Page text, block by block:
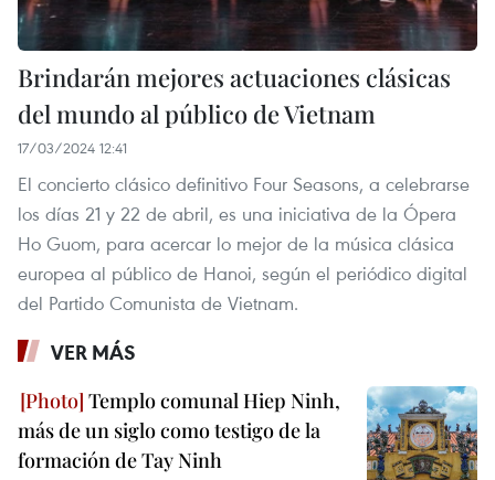
Brindarán mejores actuaciones clásicas
del mundo al público de Vietnam
17/03/2024 12:41
El concierto clásico definitivo Four Seasons, a celebrarse
los días 21 y 22 de abril, es una iniciativa de la Ópera
Ho Guom, para acercar lo mejor de la música clásica
europea al público de Hanoi, según el periódico digital
del Partido Comunista de Vietnam.
VER MÁS
Templo comunal Hiep Ninh,
más de un siglo como testigo de la
formación de Tay Ninh